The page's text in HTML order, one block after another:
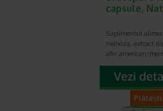
capsule,
Suplimentul
manoza, extract
afin american/
Plătești